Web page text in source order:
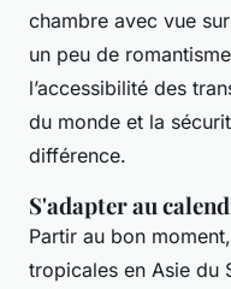
chambre avec vue
un peu de
l’accessibilité des
du monde et la
différence.
S'adapter au
Partir au bon
tropicales en Asie du